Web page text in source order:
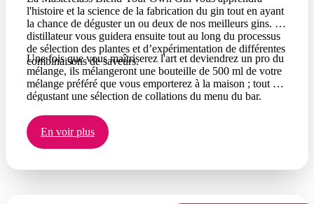
l'histoire et la science de la fabrication du gin tout en ayant
la chance de déguster un ou deux de nos meilleurs gins. Le
distillateur vous guidera ensuite tout au long du processus
de sélection des plantes et d’expérimentation de différentes
combinaisons de saveurs.
Une fois que vous maîtriserez l'art et deviendrez un pro du
mélange, ils mélangeront une bouteille de 500 ml de votre
mélange préféré que vous emporterez à la maison ; tout en
dégustant une sélection de collations du menu du bar.
En voir plus